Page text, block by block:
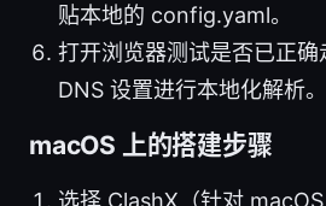
贴本地的 config.yaml。
打开浏览器测试是否已正
DNS 设置进行本地化解析。
macOS 上的搭建步骤
选择 ClashX（针对